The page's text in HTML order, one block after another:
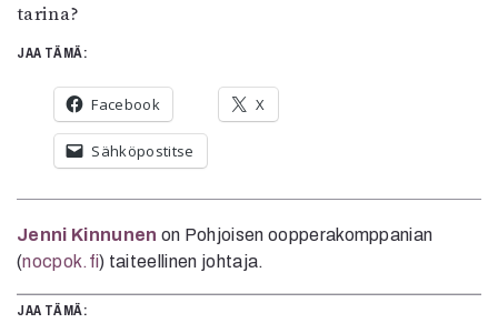
tarina?
JAA TÄMÄ:
Facebook X
Sähköpostitse
Jenni Kinnunen on Pohjoisen oopperakomppanian
(nocpok.fi) taiteellinen johtaja.
JAA TÄMÄ: